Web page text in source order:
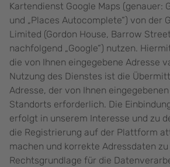
Kartendienst Google Maps (genauer:
und „Places Autocomplete“) von der
Limited (Gordon House, Barrow
nachfolgend „Google“) nutzen.
die von Ihnen eingegebene Adresse
Nutzung des Dienstes ist die
Adresse, der von Ihnen
Standorts erforderlich. Die
erfolgt in unserem Interesse und zu
die Registrierung auf der Plattform
machen und korrekte Adressdaten
Rechtsgrundlage für die